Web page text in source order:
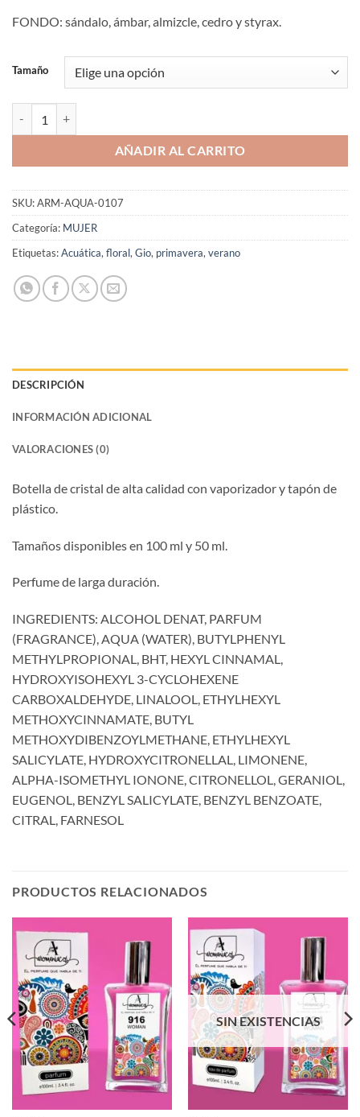
FONDO: sándalo, ámbar, almizcle, cedro y styrax.
Tamaño
AÑADIR AL CARRITO
SKU:ARM-AQUA-0107
Categoría: MUJER
Etiquetas:Acuática, floral, Gio, primavera, verano
DESCRIPCIÓN
INFORMACIÓN ADICIONAL
VALORACIONES (0)
Botella de cristal de alta calidad con vaporizador y tapón de
plástico.
Tamaños disponibles en 100 ml y 50 ml.
Perfume de larga duración.
INGREDIENTS: ALCOHOL DENAT, PARFUM
(FRAGRANCE), AQUA (WATER), BUTYLPHENYL
METHYLPROPIONAL, BHT, HEXYL CINNAMAL,
HYDROXYISOHEXYL 3-CYCLOHEXENE
CARBOXALDEHYDE, LINALOOL, ETHYLHEXYL
METHOXYCINNAMATE, BUTYL
METHOXYDIBENZOYLMETHANE, ETHYLHEXYL
SALICYLATE, HYDROXYCITRONELLAL, LIMONENE,
ALPHA-ISOMETHYL IONONE, CITRONELLOL, GERANIOL,
EUGENOL, BENZYL SALICYLATE, BENZYL BENZOATE,
CITRAL, FARNESOL
PRODUCTOS RELACIONADOS
SIN EXISTENCIAS